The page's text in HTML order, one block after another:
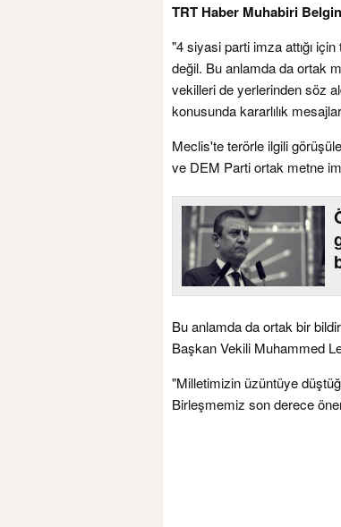
TRT Haber Muhabiri
"4 siyasi parti imza attığı
değil. Bu anlamda da ortak
vekilleri de yerlerinden söz
konusunda kararlılık
Meclis'te terörle ilgili
ve DEM Parti ortak metne
Bu anlamda da ortak bir
Başkan Vekili Muhammed
"Milletimizin üzüntüye
Birleşmemiz son derece